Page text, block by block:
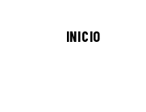
INICIO